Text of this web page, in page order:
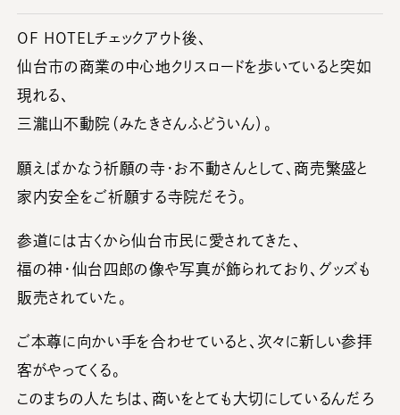
OF HOTELチェックアウト後、
仙台市の商業の中心地クリスロードを歩いていると突如
現れる、
三瀧山不動院（みたきさんふどういん）。
願えばかなう祈願の寺・お不動さんとして、商売繁盛と
家内安全をご祈願する寺院だそう。
参道には古くから仙台市民に愛されてきた、
福の神・仙台四郎の像や写真が飾られており、グッズも
販売されていた。
ご本尊に向かい手を合わせていると、次々に新しい参拝
客がやってくる。
このまちの人たちは、商いをとても大切にしているんだろ